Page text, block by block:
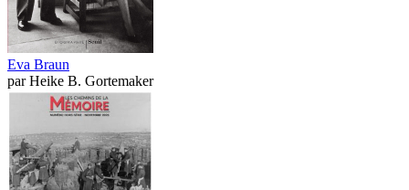
Eva Braun
parHeike B. Gortemaker